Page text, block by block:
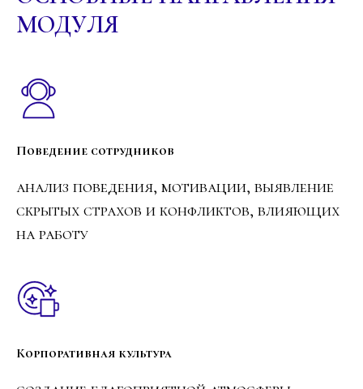
МОДУЛЯ
Поведение сотрудников
анализ поведения, мотивации, выявление
скрытых страхов и конфликтов, влияющих
на работу
Корпоративная культура